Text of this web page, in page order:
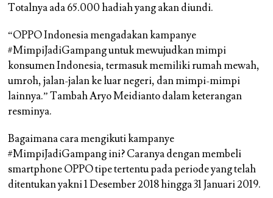
Totalnya ada 65.000 hadiah yang akan diundi.
“OPPO Indonesia mengadakan kampanye
#MimpiJadiGampang untuk mewujudkan mimpi
konsumen Indonesia, termasuk memiliki rumah mewah,
umroh, jalan-jalan ke luar negeri, dan mimpi-mimpi
lainnya.” Tambah Aryo Meidianto dalam keterangan
resminya.
Bagaimana cara mengikuti kampanye
#MimpiJadiGampang ini? Caranya dengan membeli
smartphone OPPO tipe tertentu pada periode yang telah
ditentukan yakni 1 Desember 2018 hingga 31 Januari 2019.